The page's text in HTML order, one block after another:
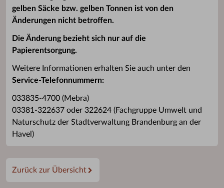
gelben Säcke bzw. gelben Tonnen ist von den
Änderungen nicht betroffen.
Die Änderung bezieht sich nur auf die
Papierentsorgung.
Weitere Informationen erhalten Sie auch unter den
Service-Telefonnummern:
033835-4700 (Mebra)
03381-322637 oder 322624 (Fachgruppe Umwelt und
Naturschutz der Stadtverwaltung Brandenburg an der
Havel)
Zurück zur Übersicht